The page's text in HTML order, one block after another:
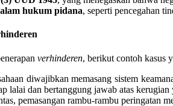
hukum pidana, seperti pencegahan
verhinderen, berikut contoh kasus
diwajibkan memasang sistem
lalai dan bertanggung jawab atas
pemasangan rambu-rambu peringatan